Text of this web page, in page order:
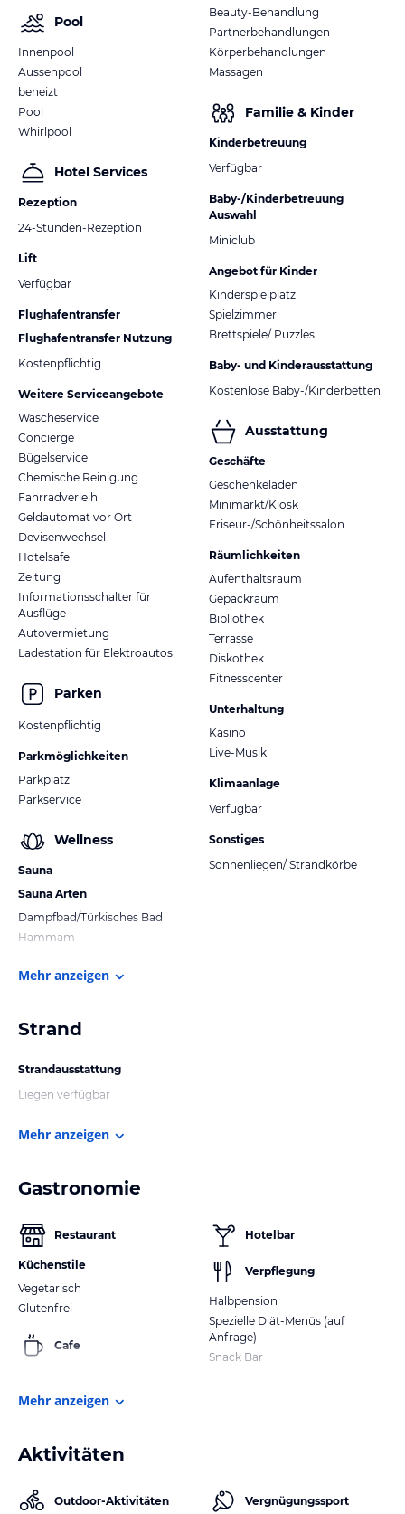
Pool
Innenpool
Aussenpool
beheizt
Pool
Whirlpool
Hotel Services
Rezeption
24-Stunden-Rezeption
Lift
Verfügbar
Flughafentransfer
Flughafentransfer Nutzung
Kostenpflichtig
Weitere Serviceangebote
Wäscheservice
Concierge
Bügelservice
Chemische Reinigung
Fahrradverleih
Geldautomat vor Ort
Devisenwechsel
Hotelsafe
Zeitung
Informationsschalter für
Ausflüge
Autovermietung
Ladestation für Elektroautos
Parken
Kostenpflichtig
Parkmöglichkeiten
Parkplatz
Parkservice
Wellness
Sauna
Sauna Arten
Dampfbad/Türkisches Bad
Hammam
Beauty-Behandlung
Partnerbehandlungen
Körperbehandlungen
Massagen
Familie & Kinder
Kinderbetreuung
Verfügbar
Baby-/Kinderbetreuung
Auswahl
Miniclub
Angebot für Kinder
Kinderspielplatz
Spielzimmer
Brettspiele/ Puzzles
Baby- und Kinderausstattung
Kostenlose Baby-/Kinderbetten
Ausstattung
Geschäfte
Geschenkeladen
Minimarkt/Kiosk
Friseur-/Schönheitssalon
Räumlichkeiten
Aufenthaltsraum
Gepäckraum
Bibliothek
Terrasse
Diskothek
Fitnesscenter
Unterhaltung
Kasino
Live-Musik
Klimaanlage
Verfügbar
Sonstiges
Sonnenliegen/ Strandkörbe
Mehr anzeigen
Strand
Strandausstattung
Liegen verfügbar
Mehr anzeigen
Gastronomie
Restaurant
Küchenstile
Vegetarisch
Glutenfrei
Cafe
Hotelbar
Verpflegung
Halbpension
Spezielle Diät-Menüs (auf
Anfrage)
Snack Bar
Mehr anzeigen
Aktivitäten
Outdoor-Aktivitäten Vergnügungssport